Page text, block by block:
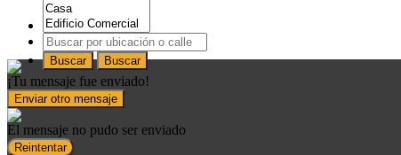
Buscar Buscar
¡Tu mensaje fue enviado!
Enviar otro mensaje
El mensaje no pudo ser enviado
Reintentar